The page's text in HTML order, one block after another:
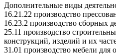
Дополнительные виды
16.21.22 производство
16.23.2 производство сборных
25.11 производство
конструкций, изделий и их
31.01 производство мебели для